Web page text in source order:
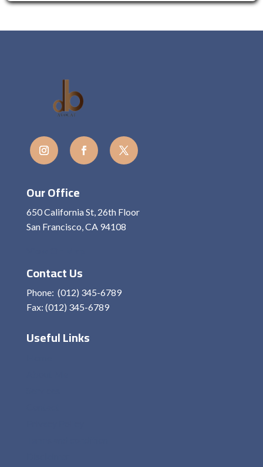
Our Office
650 California St, 26th Floor
San Francisco, CA 94108
Contact Us
Phone: (012) 345-6789
Fax: (012) 345-6789
Useful Links